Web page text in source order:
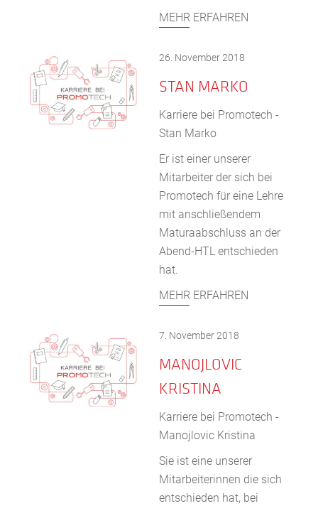
MEHR ERFAHREN
26. November 2018
STAN MARKO
Karriere bei Promotech -
Stan Marko
Er ist einer unserer
Mitarbeiter der sich bei
Promotech für eine Lehre
mit anschließendem
Maturaabschluss an der
Abend-HTL entschieden
hat.
MEHR ERFAHREN
7. November 2018
MANOJLOVIC
KRISTINA
Karriere bei Promotech -
Manojlovic Kristina
Sie ist eine unserer
Mitarbeiterinnen die sich
entschieden hat, bei